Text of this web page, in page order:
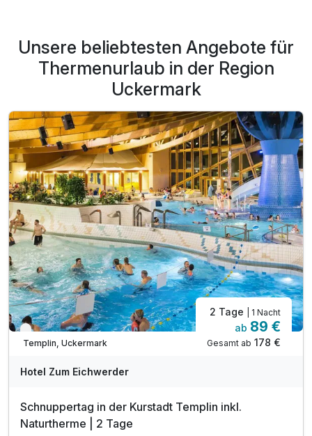
Unsere beliebtesten Angebote für
Thermenurlaub in der Region
Uckermark
Verfügbar bis Dezember
Templin, Uckermark
2 Tage | 1 Nacht
ab 89 €
Gesamt ab 178 €
Hotel Zum Eichwerder
Schnuppertag in der Kurstadt Templin inkl.
Naturtherme | 2 Tage